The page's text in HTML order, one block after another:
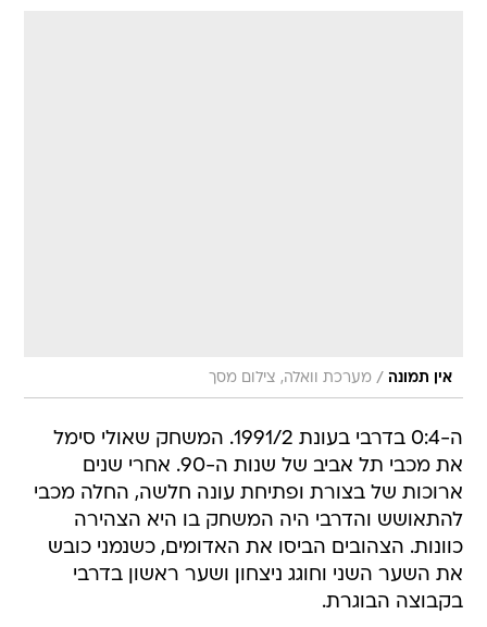
אין תמונה / מערכת וואלה, צילום מסך
ה-0:4 בדרבי בעונת 1991/2. המשחק שאולי סימל
את מכבי תל אביב של שנות ה-90. אחרי שנים
ארוכות של בצורת ופתיחת עונה חלשה, החלה מכבי
להתאושש והדרבי היה המשחק בו היא הצהירה
כוונות. הצהובים הביסו את האדומים, כשנמני כובש
את השער השני וחוגג ניצחון ושער ראשון בדרבי
בקבוצה הבוגרת.